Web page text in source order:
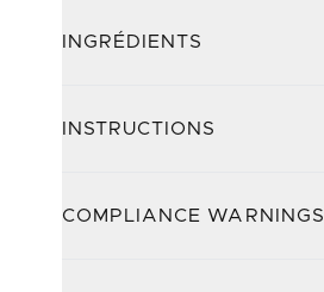
INGRÉDIENTS
INSTRUCTIONS
COMPLIANCE WARNINGS